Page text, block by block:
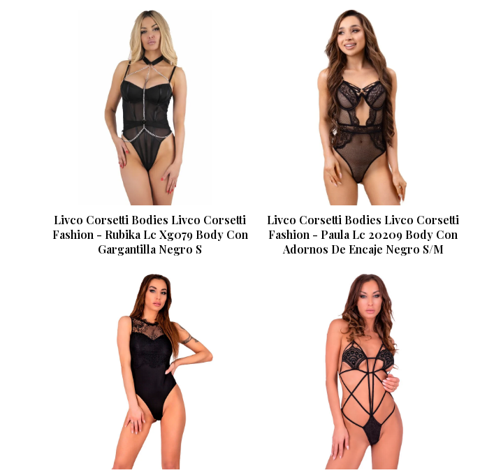
Livco Corsetti Bodies Livco Corsetti
Fashion - Rubika Lc Xg079 Body Con
Gargantilla Negro S
Livco Corsetti Bodies Livco Corsetti
Fashion - Paula Lc 20209 Body Con
Adornos De Encaje Negro S/M